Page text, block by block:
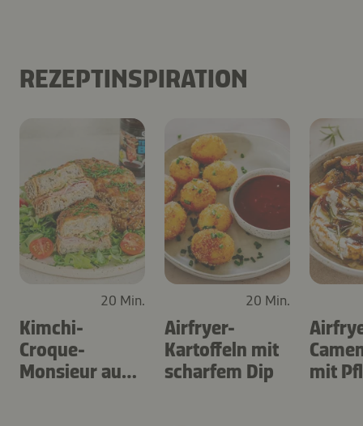
REZEPTINSPIRATION
20 Min.
Kimchi-
Croque-
Monsieur aus
20 Min.
Airfryer-
Kartoffeln mit
scharfem Dip
mit